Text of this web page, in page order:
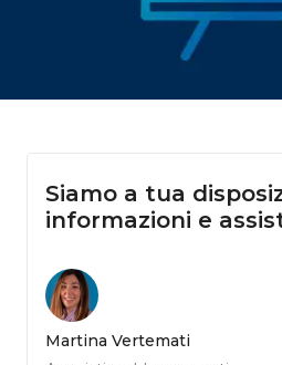
Siamo a tua
informazioni e
Martina Vertemati